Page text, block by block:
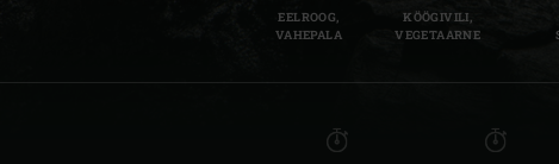
Estonia | Eesti
EELROOG,
VAHEPALA
KÖÖGIVILI,
VEGETAARNE